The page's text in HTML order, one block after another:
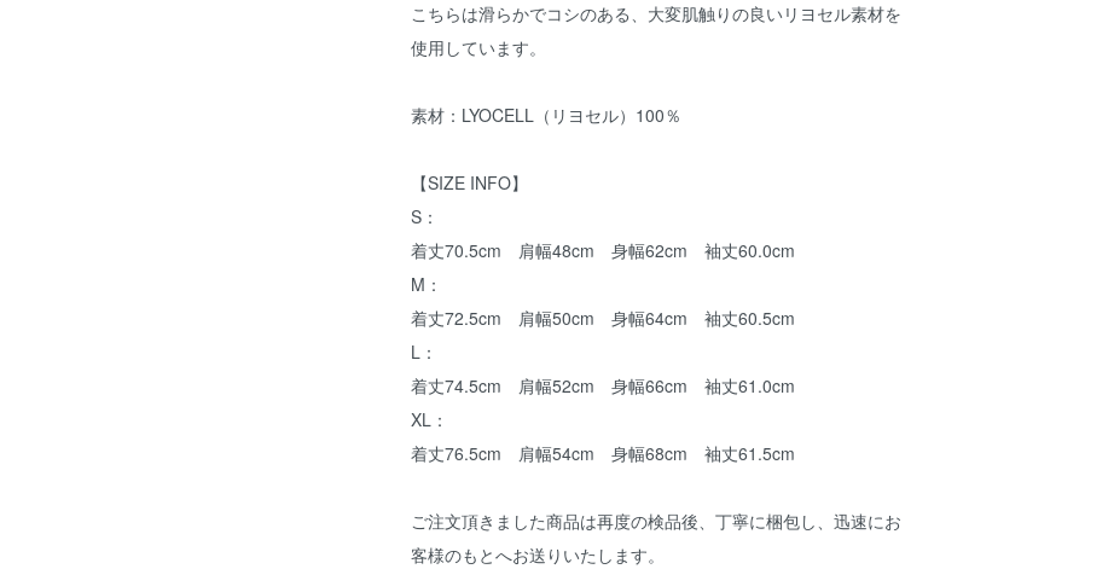
こちらは滑らかでコシのある、大変肌触りの良いリヨセル素材を
使用しています。
素材：LYOCELL（リヨセル）100％
【SIZE INFO】
S：
着丈70.5cm 肩幅48cm 身幅62cm 袖丈60.0cm
M：
着丈72.5cm 肩幅50cm 身幅64cm 袖丈60.5cm
L：
着丈74.5cm 肩幅52cm 身幅66cm 袖丈61.0cm
XL：
着丈76.5cm 肩幅54cm 身幅68cm 袖丈61.5cm
ご注文頂きました商品は再度の検品後、丁寧に梱包し、迅速にお
客様のもとへお送りいたします。